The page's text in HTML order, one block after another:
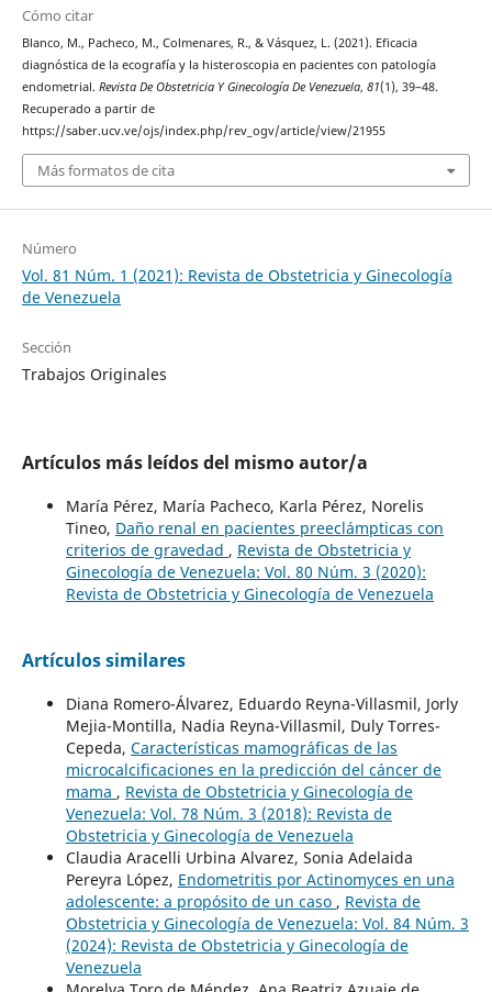
Cómo citar
Blanco, M., Pacheco, M., Colmenares, R., & Vásquez, L. (2021). Eficacia
diagnóstica de la ecografía y la histeroscopia en pacientes con patología
endometrial. Revista De Obstetricia Y Ginecología De Venezuela, 81(1), 39–48.
Recuperado a partir de
https://saber.ucv.ve/ojs/index.php/rev_ogv/article/view/21955
Más formatos de cita
Número
Vol. 81 Núm. 1 (2021): Revista de Obstetricia y Ginecología
de Venezuela
Sección
Trabajos Originales
Artículos más leídos del mismo autor/a
María Pérez, María Pacheco, Karla Pérez, Norelis
Tineo, Daño renal en pacientes preeclámpticas con
criterios de gravedad , Revista de Obstetricia y
Ginecología de Venezuela: Vol. 80 Núm. 3 (2020):
Revista de Obstetricia y Ginecología de Venezuela
Artículos similares
Diana Romero-Álvarez, Eduardo Reyna-Villasmil, Jorly
Mejia-Montilla, Nadia Reyna-Villasmil, Duly Torres-
Cepeda, Características mamográficas de las
microcalcificaciones en la predicción del cáncer de
mama , Revista de Obstetricia y Ginecología de
Venezuela: Vol. 78 Núm. 3 (2018): Revista de
Obstetricia y Ginecología de Venezuela
Claudia Aracelli Urbina Alvarez, Sonia Adelaida
Pereyra López, Endometritis por Actinomyces en una
adolescente: a propósito de un caso , Revista de
Obstetricia y Ginecología de Venezuela: Vol. 84 Núm. 3
(2024): Revista de Obstetricia y Ginecología de
Venezuela